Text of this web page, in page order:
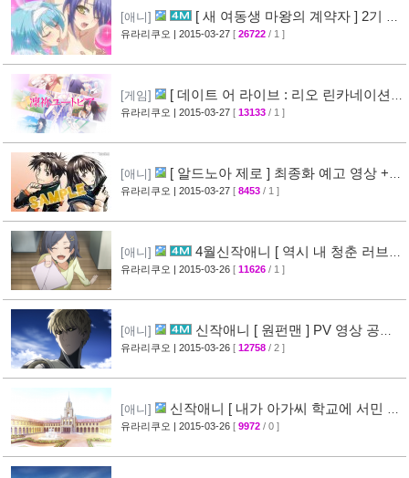
[애니]
[ 새 여동생 마왕의 계약자 ] 2기 제
작 결정 + 티저 영상 공개 [45]
유라리쿠오 | 2015-03-27 [ 26722 / 1 ]
[게임]
[ 데이트 어 라이브 : 리오 린카네이션 ]
PV 영상 공개 [36]
유라리쿠오 | 2015-03-27 [ 13133 / 1 ]
[애니]
[ 알드노아 제로 ] 최종화 예고 영상 +
만화 신작 발매 정보 [40]
유라리쿠오 | 2015-03-27 [ 8453 / 1 ]
[애니]
4월신작애니 [ 역시 내 청춘 러브코
메디는 잘못됐다 속 ] 2차 PV 영상 공개
유라리쿠오 | 2015-03-26 [ 11626 / 1 ]
[애니]
신작애니 [ 원펀맨 ] PV 영상 공개 (
onepunchman ) [49]
유라리쿠오 | 2015-03-26 [ 12758 / 2 ]
[애니]
신작애니 [ 내가 아가씨 학교에 서민 샘
플로 겟츠당한 사건 ] 티저 영상 공개
유라리쿠오 | 2015-03-26 [ 9972 / 0 ]